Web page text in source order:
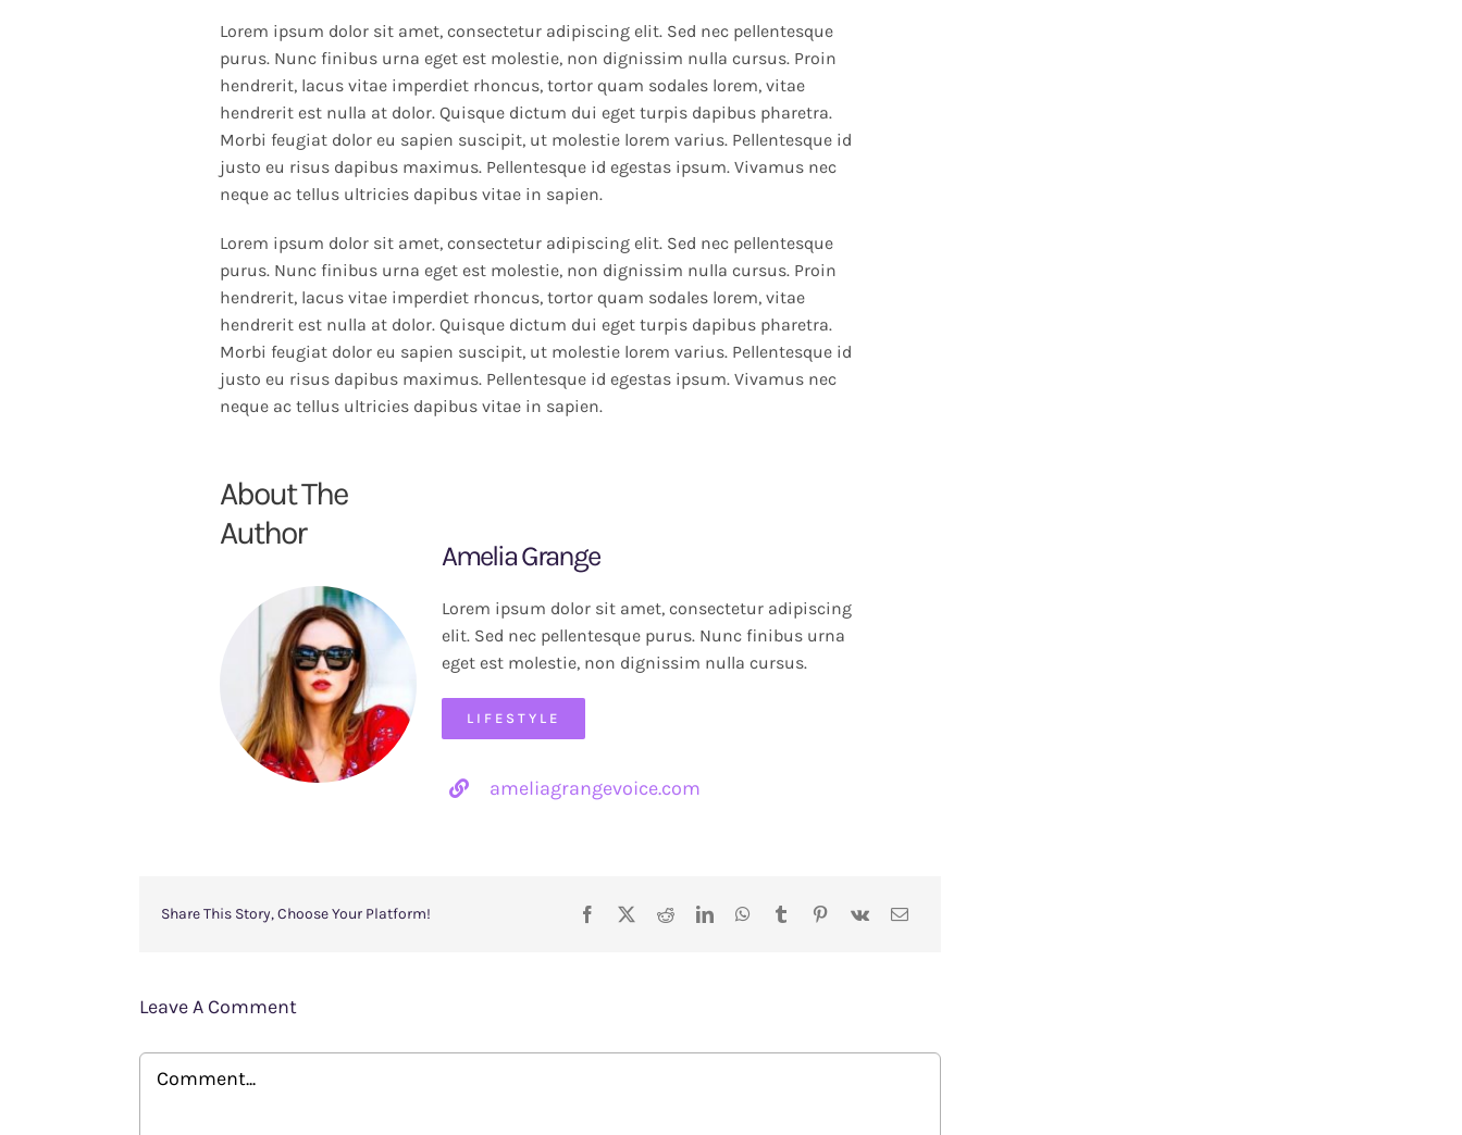
Lorem ipsum dolor sit amet, consectetur adipiscing elit. Sed nec pellentesque
purus. Nunc finibus urna eget est molestie, non dignissim nulla cursus. Proin
hendrerit, lacus vitae imperdiet rhoncus, tortor quam sodales lorem, vitae
hendrerit est nulla at dolor. Quisque dictum dui eget turpis dapibus pharetra.
Morbi feugiat dolor eu sapien suscipit, ut molestie lorem varius. Pellentesque id
justo eu risus dapibus maximus. Pellentesque id egestas ipsum. Vivamus nec
neque ac tellus ultricies dapibus vitae in sapien.
Lorem ipsum dolor sit amet, consectetur adipiscing elit. Sed nec pellentesque
purus. Nunc finibus urna eget est molestie, non dignissim nulla cursus. Proin
hendrerit, lacus vitae imperdiet rhoncus, tortor quam sodales lorem, vitae
hendrerit est nulla at dolor. Quisque dictum dui eget turpis dapibus pharetra.
Morbi feugiat dolor eu sapien suscipit, ut molestie lorem varius. Pellentesque id
justo eu risus dapibus maximus. Pellentesque id egestas ipsum. Vivamus nec
neque ac tellus ultricies dapibus vitae in sapien.
About The
Author
Amelia Grange
Lorem ipsum dolor sit amet, consectetur adipiscing
elit. Sed nec pellentesque purus. Nunc finibus urna
eget est molestie, non dignissim nulla cursus.
LIFESTYLE
ameliagrangevoice.com
Share This Story, Choose Your Platform!
Leave A Comment